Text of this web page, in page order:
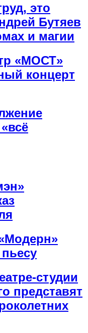
это
Бутяев
и магии
«МОСТ»
концерт
студии
представят